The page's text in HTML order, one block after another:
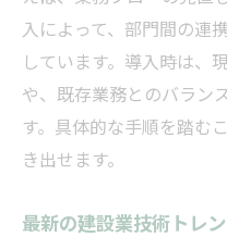
入によって、部門間の連
しています。導入時は、
や、既存業務とのバラン
す。具体的な手順を踏む
き出せます。
最新の建設業技術トレ